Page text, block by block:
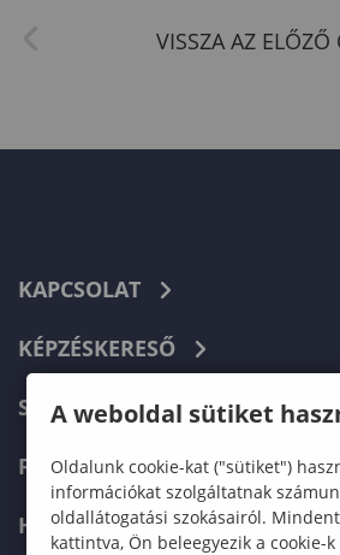
KAPCSOLAT
KÉPZÉSKERESŐ
SZERVEZETI FELÉPÍTÉS
FELVÉTELIZŐKNEK
HALLGATÓKNAK
A weboldal sütiket
Oldalunk cookie-kat ("sütiket")
információkat szolgáltatnak
oldallátogatási szokásairól.
kattintva, Ön beleegyezik a cookie-